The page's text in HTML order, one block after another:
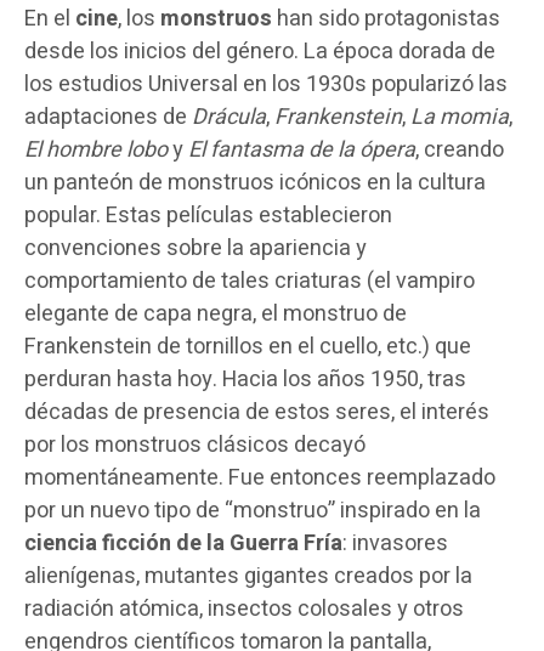
En el cine, los monstruos han sido protagonistas
desde los inicios del género. La época dorada de
los estudios Universal en los 1930s popularizó las
adaptaciones de Drácula,Frankenstein,La momia,
El hombre loboyEl fantasma de la ópera, creando
un panteón de monstruos icónicos en la cultura
popular. Estas películas establecieron
convenciones sobre la apariencia y
comportamiento de tales criaturas (el vampiro
elegante de capa negra, el monstruo de
Frankenstein de tornillos en el cuello, etc.) que
perduran hasta hoy. Hacia los años 1950, tras
décadas de presencia de estos seres, el interés
por los monstruos clásicos decayó
momentáneamente. Fue entonces reemplazado
por un nuevo tipo de “monstruo” inspirado en la
ciencia ficción de la Guerra Fría: invasores
alienígenas, mutantes gigantes creados por la
radiación atómica, insectos colosales y otros
engendros científicos tomaron la pantalla,